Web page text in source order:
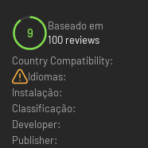
9
Baseado em
100 reviews
Country Compatibility:
Idiomas:
Instalação:
Classificação:
Developer:
Publisher: